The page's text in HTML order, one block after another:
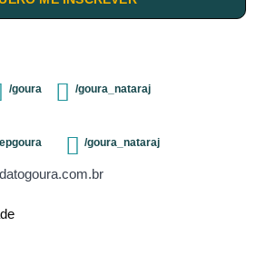
/goura /goura_nataraj
/goura_nataraj